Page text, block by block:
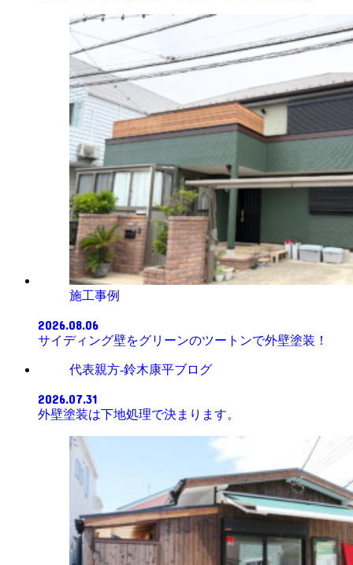
施工事例
2026.08.06
サイディング壁をグリーンのツートンで外壁塗装！
代表親方-鈴木康平ブログ
2026.07.31
外壁塗装は下地処理で決まります。